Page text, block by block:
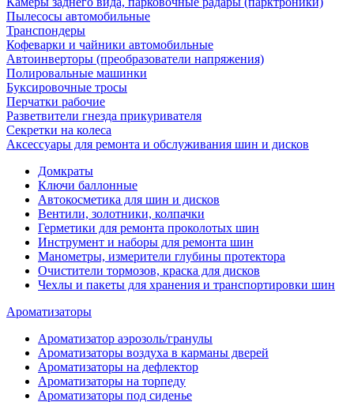
Пылесосы автомобильные
Транспондеры
Кофеварки и чайники автомобильные
Автоинверторы (преобразователи напряжения)
Полировальные машинки
Буксировочные тросы
Перчатки рабочие
Разветвители гнезда прикуривателя
Секретки на колеса
Аксессуары для ремонта и обслуживания ‎шин и дисков
Домкраты
Ключи баллонные
Автокосметика для шин и дисков
Вентили, золотники, колпачки
Герметики для ремонта проколотых шин
Инструмент и наборы для ремонта шин
Манометры, измерители глубины протектора
Очистители тормозов, краска для дисков
Чехлы и пакеты для хранения и транспортировки шин
Ароматизаторы
Ароматизатор аэрозоль/гранулы
Ароматизаторы воздуха в карманы дверей
Ароматизаторы на дефлектор
Ароматизаторы на торпеду
Ароматизаторы под сиденье